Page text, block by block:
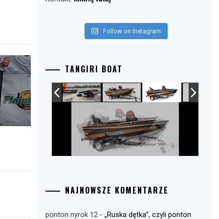
Follow on Instagram
TANGIRI BOAT
NAJNOWSZE KOMENTARZE
ponton nyrok 12 -„Ruska dętka”, czyli ponton